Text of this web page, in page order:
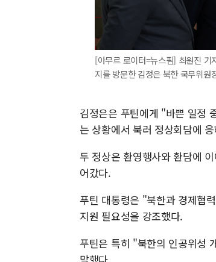
[아무르 로이터=뉴스핌] 최원진 기
지를 방문한 김정은 북한 국무위
김정은은 푸틴에게 "바쁜 일정
는 상황에서 북러 정상회담에
두 정상은 환영행사와 환담에
어갔다.
푸틴 대통령은 "북한과 경제협
지원 필요성을 강조했다.
푸틴은 특히 "북한의 인공위성